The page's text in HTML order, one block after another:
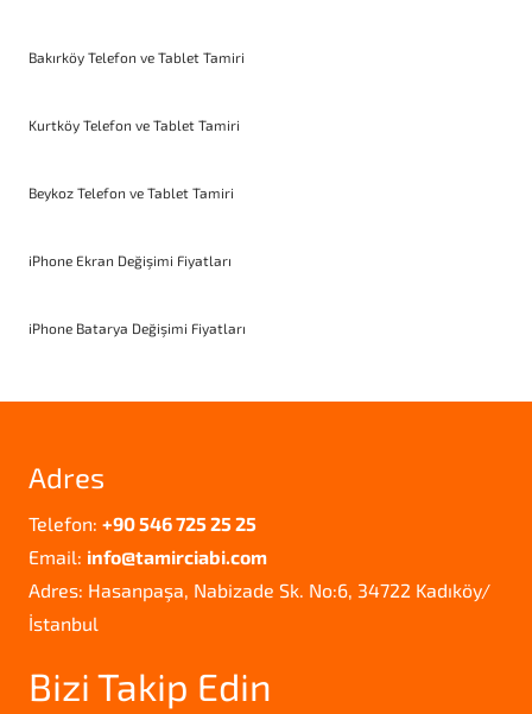
Bakırköy Telefon ve Tablet Tamiri
Kurtköy Telefon ve Tablet Tamiri
Beykoz Telefon ve Tablet Tamiri
iPhone Ekran Değişimi Fiyatları
iPhone Batarya Değişimi Fiyatları
Adres
Telefon: +90 546 725 25 25
Email: info@tamirciabi.com
Adres: Hasanpaşa, Nabizade Sk. No:6, 34722 Kadıköy/
İstanbul
Bizi Takip Edin